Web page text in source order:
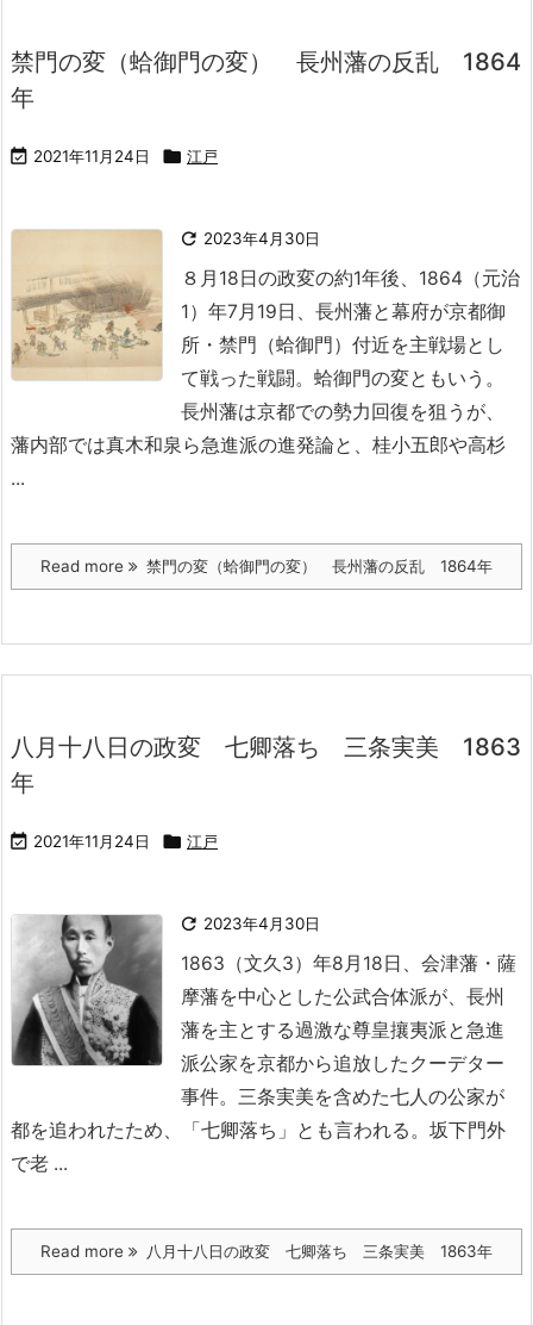
禁門の変（蛤御門の変） 長州藩の反乱 1864
年
 2021年11月24日  江戸
 2023年4月30日
８月18日の政変の約1年後、1864（元治
1）年7月19日、長州藩と幕府が京都御
所・禁門（蛤御門）付近を主戦場とし
て戦った戦闘。蛤御門の変ともいう。
長州藩は京都での勢力回復を狙うが、
藩内部では真木和泉ら急進派の進発論と、桂小五郎や高杉
...
Read more 禁門の変（蛤御門の変） 長州藩の反乱 1864年
八月十八日の政変 七卿落ち 三条実美 1863
年
 2021年11月24日  江戸
 2023年4月30日
1863（文久3）年8月18日、会津藩・薩
摩藩を中心とした公武合体派が、長州
藩を主とする過激な尊皇攘夷派と急進
派公家を京都から追放したクーデター
事件。三条実美を含めた七人の公家が
都を追われたため、「七卿落ち」とも言われる。 坂下門外
で老 ...
Read more 八月十八日の政変 七卿落ち 三条実美 1863年